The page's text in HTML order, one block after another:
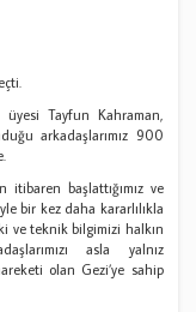
Tayfun Kahraman,
arkadaşlarımız 900
başlattığımız ve
bir kez daha kararlılıkla
ve teknik bilgimizi halkın
asla yalnız
olan Gezi’ye sahip